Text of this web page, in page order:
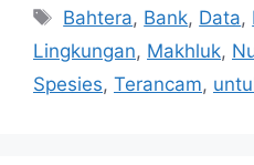
Tag
Bahtera, Bank, Data,
Lingkungan, Makhluk,
Spesies, Terancam,